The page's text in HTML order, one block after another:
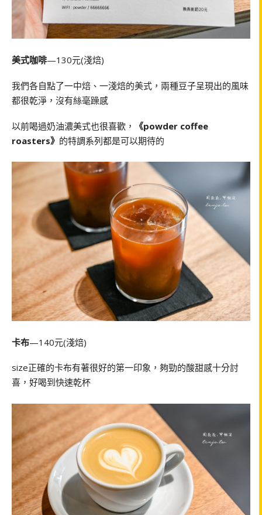
美式咖啡—130元(淺焙)
我們各自點了一中焙、一淺焙的美式，兩種豆子呈現出的風味
都很乾淨，沒有絲毫躁感
以前喝過奶油濃美式也很喜歡，
《powder coffee
roasters》 的特調系列都是可以期待的
卡布—140元(淺焙)
size正確的卡布有著很好的第一印象，夠勁的酸甜感十分討
喜，好喝到快速乾杯